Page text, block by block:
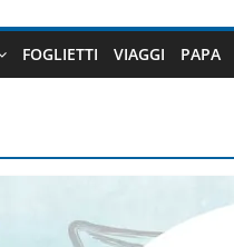
FOGLIETTI VIAGGI PAPA